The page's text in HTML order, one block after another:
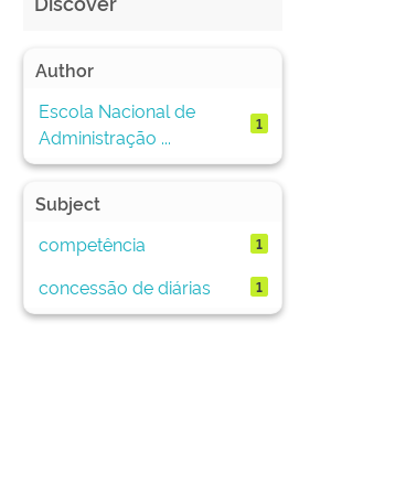
Author
Escola Nacional de
Administração ...
1
Subject
competência
1
concessão de diárias 1